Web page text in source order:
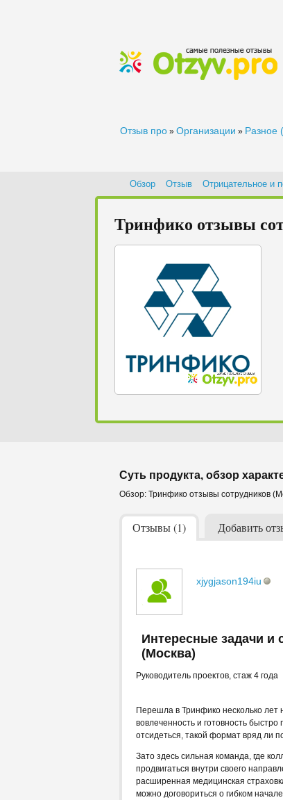
Отзыв про » Организации » Разное
Обзор Отзыв Отрицательное и
Тринфико отзывы
Суть продукта, обзор
Обзор: Тринфико отзывы сотрудников
Отзывы (1) Добавить
xjygjason194iu
Интересные задачи и
(Москва)
Руководитель проектов, стаж 4 года
Перешла в Тринфико несколько лет
вовлеченность и готовность
отсидеться, такой формат вряд ли
Зато здесь сильная команда, где
продвигаться внутри своего
расширенная медицинская
можно договориться о гибком